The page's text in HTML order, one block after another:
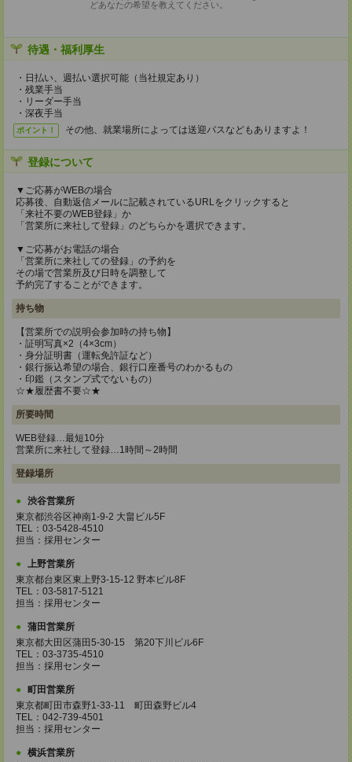
どあなたの希望を教えてください。
待遇・福利厚生
・日払い、週払い選択可能（当社規定あり）
・残業手当
・リーダー手当
・深夜手当
ポイント！ その他、就業場所によっては送迎バスなどもありますよ！
登録について
▼ご応募がWEBの場合
応募後、自動返信メールに記載されているURLをクリックすると
「来社不要のWEB登録」か
「営業所に来社して登録」のどちらかを選択できます。
▼ご応募がお電話の場合
「営業所に来社しての登録」の予約を
その場で営業所及び日時を調整して
予約完了することができます。
持ち物
【営業所での説明会参加時の持ち物】
・証明写真×2（4×3cm）
・身分証明書（運転免許証など）
・銀行振込希望の場合、銀行口座番号のわかるもの
・印鑑（スタンプ式でないもの）
☆★履歴書不要☆★
所要時間
WEB登録…最短10分
営業所に来社して登録…1時間～2時間
登録場所
渋谷営業所
東京都渋谷区神南1-9-2 大畠ビル5F
TEL：03-5428-4510
担当：採用センター
上野営業所
東京都台東区東上野3-15-12 野本ビル8F
TEL：03-5817-5121
担当：採用センター
蒲田営業所
東京都大田区蒲田5-30-15 第20下川ビル6F
TEL：03-3735-4510
担当：採用センター
町田営業所
東京都町田市森野1-33-11 町田森野ビル4
TEL：042-739-4501
担当：採用センター
横浜営業所